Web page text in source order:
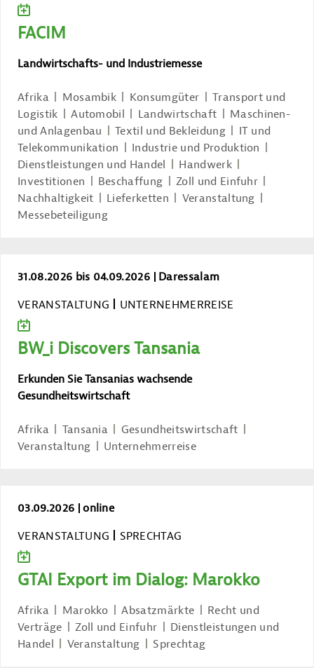
ZUM KALENDER HINZUFÜGEN
FACIM
Landwirtschafts- und Industriemesse
Afrika Mosambik Konsumgüter
Transport und
Logistik
Automobil Landwirtschaft
Maschinen-
und Anlagenbau
Textil und Bekleidung
IT und
Telekommunikation
Industrie und Produktion
Dienstleistungen und Handel
Handwerk
Investitionen
Beschaffung
Zoll und Einfuhr
Nachhaltigkeit
Lieferketten
Veranstaltung
Messebeteiligung
BW_i Discovers Tansania
31.08.2026 bis 04.09.2026
Daressalam
VERANSTALTUNG
UNTERNEHMERREISE
ZUM KALENDER HINZUFÜGEN
BW_i Discovers Tansania
Erkunden Sie Tansanias wachsende
Gesundheitswirtschaft
Afrika Tansania
Gesundheitswirtschaft
Veranstaltung
Unternehmerreise
GTAI Export im Dialog: Marokko
03.09.2026
online
VERANSTALTUNG
SPRECHTAG
ZUM KALENDER HINZUFÜGEN
GTAI Export im Dialog: Marokko
Afrika Marokko Absatzmärkte
Recht und
Verträge
Zoll und Einfuhr
Dienstleistungen und
Handel
Veranstaltung Sprechtag